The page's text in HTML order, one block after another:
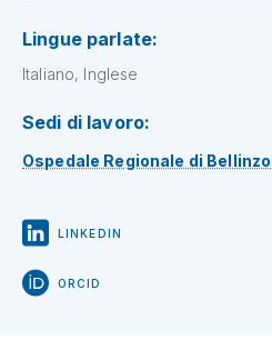
Lingue parlate:
Italiano, Inglese
Sedi di lavoro:
Ospedale Regionale di
LINKEDIN
ORCID